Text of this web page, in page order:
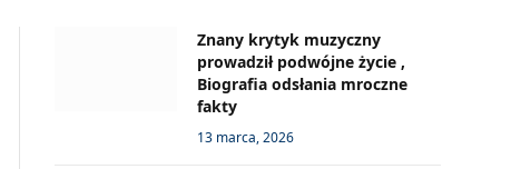
Znany krytyk muzyczny
prowadził podwójne życie ,
Biografia odsłania mroczne
fakty
13 marca, 2026